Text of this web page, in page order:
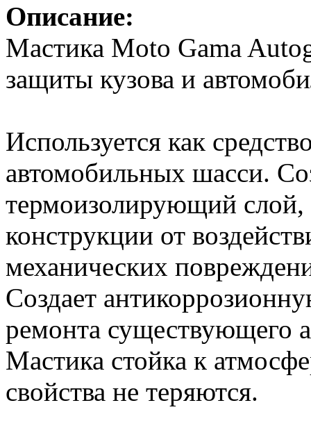
Описание:
Мастика Moto Gama
защиты кузова и
Используется как
автомобильных шасси.
термоизолирующий
конструкции от
механических
Создает
ремонта существующего
Мастика стойка к
свойства не теряются.